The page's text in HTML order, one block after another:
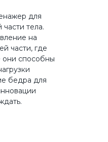
для
тела.
на
части, где
они способны
бедра для